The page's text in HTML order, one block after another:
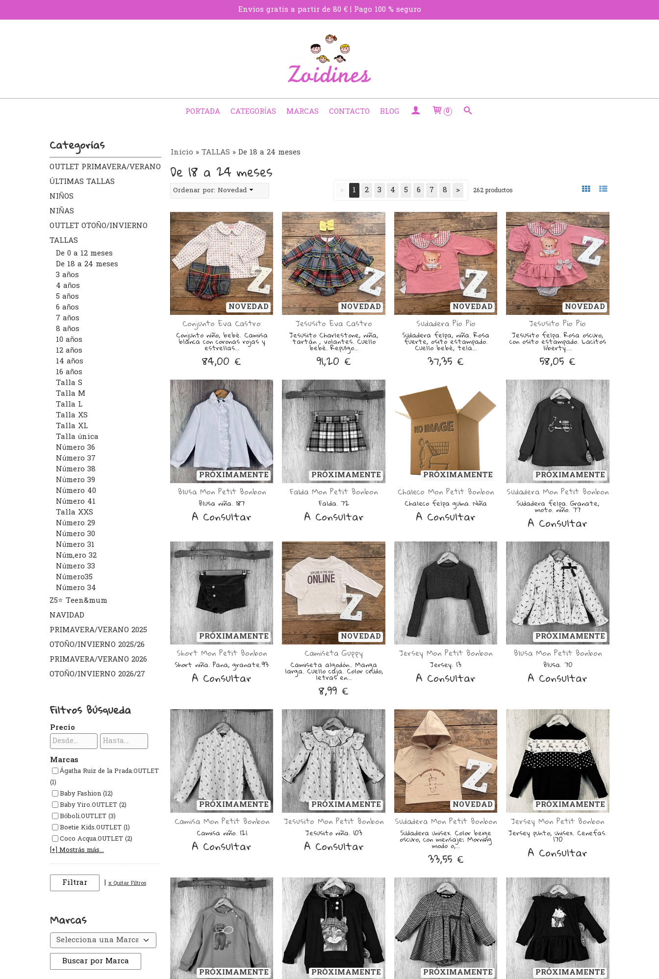
Envios gratis a partir de 80 € | Pago 100 % seguro
PORTADA CATEGORÍAS MARCAS CONTACTO BLOG 0
Categorías
OUTLET PRIMAVERA/VERANO
ÚLTIMAS TALLAS
NIÑOS
NIÑAS
OUTLET OTOÑO/INVIERNO
TALLAS
De 0 a 12 meses
De 18 a 24 meses
3 años
4 años
5 años
6 años
7 años
8 años
10 años
12 años
14 años
16 años
Talla S
Talla M
Talla L
Talla XS
Talla XL
Talla única
Número 36
Número 37
Número 38
Número 39
Número 40
Número 41
Talla XXS
Número 29
Número 30
Número 31
Núm,ero 32
Número 33
Número35
Número 34
Z5⭐️ Teen&mum
NAVIDAD
PRIMAVERA/VERANO 2025
OTOÑO/INVIERNO 2025/26
PRIMAVERA/VERANO 2026
OTOÑO/INVIERNO 2026/27
Filtros Búsqueda
Precio
Marcas
Ágatha Ruiz de la Prada.OUTLET
(1)
Baby Fashion (12)
Baby Yiro.OUTLET (2)
Bóboli.OUTLET (3)
Boetie Kids.OUTLET (1)
Coco Acqua.OUTLET (2)
[+] Mostrás más...
|x Quitar Filtros
Marcas
Inicio » TALLAS » De 18 a 24 meses
De 18 a 24 meses
Ordenar por: Novedad < 1 2 3 4 5 6 7 8 > 262 productos
NOVEDAD
Conjunto Eva Castro
Conjunto niño, bebé. Camisa
blanca con coronas rojas y
estrellas...
84,00 €
NOVEDAD
Jesusito Eva Castro
Jesusito Charlestone, niña,
tartán , volantes. Cuello
bebé. Repulgo...
91,20 €
NOVEDAD
Sudadera Pío Pío
Sudadera felpa, niña. Rosa
fuerte, osito estampado.
Cuello bebé, tela...
37,35 €
NOVEDAD
Jesusito Pío Pío
Jesusito felpa. Rosa oscuro,
con osito estampado. Lacitos
liberty....
58,05 €
PRÓXIMAMENTE
Blusa Mon Petit Bonbon
Blusa niña. 187
A Consultar
PRÓXIMAMENTE
Falda Mon Petit Bonbon
Falda. 72
A Consultar
PRÓXIMAMENTE
Chaleco Mon Petit Bonbon
Chaleco felpa guina. Niña
A Consultar
PRÓXIMAMENTE
Sudadera Mon Petit Bonbon
Sudadera felpa. Granate,
moto. niño. 77
A Consultar
PRÓXIMAMENTE
Short Mon Petit Bonbon
Short niña. Pana, granate.93
A Consultar
NOVEDAD
Camiseta Guppy
Camiseta algodón.. Manga
larga. Cuello caja. Color crudo,
letras en...
8,99 €
Jersey Mon Petit Bonbon
Jersey. 13
A Consultar
PRÓXIMAMENTE
Blusa Mon Petit Bonbon
Blusa. 70
A Consultar
PRÓXIMAMENTE
Camisa Mon Petit Bonbon
Camisa niño. 121
A Consultar
PRÓXIMAMENTE
Jesusito Mon Petit Bonbon
Jesusito niña. 103
A Consultar
NOVEDAD
Sudadera Mon Petit Bonbon
Sudadera unisex. Color beige
oscuro, con mensaje: Morning
modo o,...
33,55 €
PRÓXIMAMENTE
Jersey Mon Petit Bonbon
Jersey punto, unisex. Cenefas.
170
A Consultar
PRÓXIMAMENTE PRÓXIMAMENTE PRÓXIMAMENTE PRÓXIMAMENTE